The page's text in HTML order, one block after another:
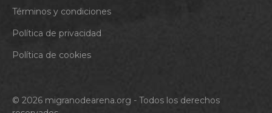
© 2026 migranodearena.org - Todos los derechos
Términos y condiciones
Política de privacidad
Política de cookies